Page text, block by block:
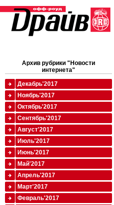
Архив рубрики "Новости
интернета"
Декабрь'2017
Ноябрь'2017
Октябрь'2017
Сентябрь'2017
Август'2017
Июль'2017
Июнь'2017
Май'2017
Апрель'2017
Март'2017
Февраль'2017